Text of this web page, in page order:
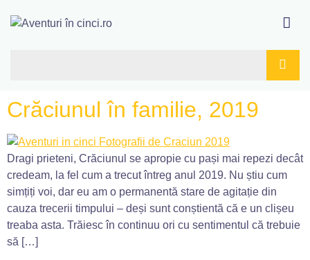
Crăciunul în familie, 2019
Dragi prieteni, Crăciunul se apropie cu pași mai repezi decât
credeam, la fel cum a trecut întreg anul 2019. Nu știu cum
simțiți voi, dar eu am o permanentă stare de agitație din
cauza trecerii timpului – deși sunt conștientă că e un clișeu
treaba asta. Trăiesc în continuu ori cu sentimentul că trebuie
să […]